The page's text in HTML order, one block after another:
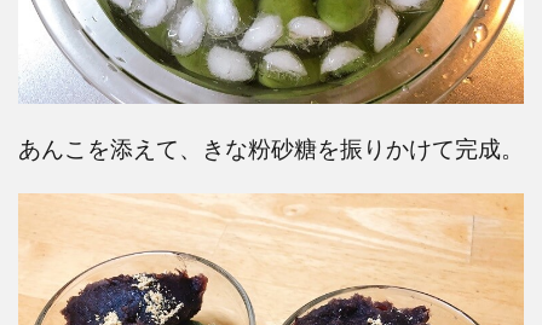
あんこを添えて、きな粉砂糖を振りかけて完成。